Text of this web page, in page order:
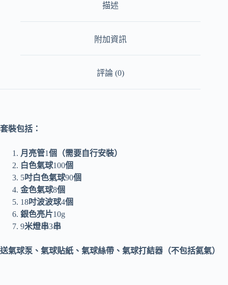
描述
附加資訊
評論 (0)
套裝包括：
月亮管1個（需要自行安裝）
白色氣球100個
5吋白色氣球90個
金色氣球8個
18吋波波球4個
銀色亮片10g
9米燈串3串
送氣球泵、氣球貼紙、氣球絲帶、氣球打結器（不包括氦氣）